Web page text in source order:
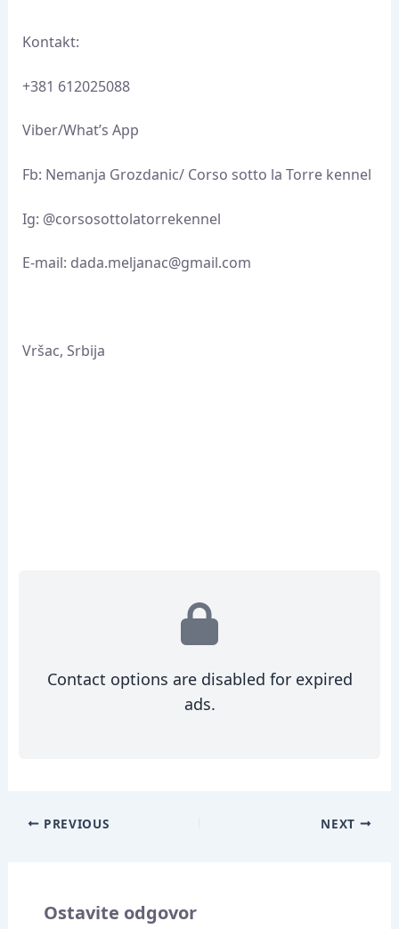
Kontakt:
+381 612025088
Viber/What’s App
Fb: Nemanja Grozdanic/ Corso sotto la Torre kennel
Ig: @corsosottolatorrekennel
E-mail: dada.meljanac@gmail.com
Vršac, Srbija
Contact options are disabled for expired
ads.
PREVIOUS NEXT
Ostavite odgovor